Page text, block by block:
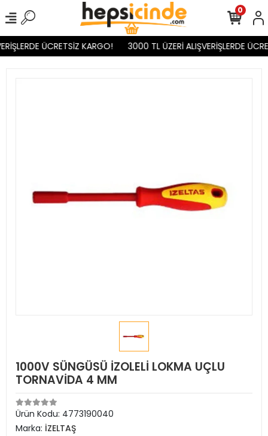
ÜCRETSİZ KARGO! 3000 TL ÜZERİ ALIŞVERİŞLERDE
0
1000V SÜNGÜSÜ İZOLELİ LOKMA UÇLU
TORNAVİDA 4 MM
Ürün Kodu: 4773190040
Marka: İZELTAŞ